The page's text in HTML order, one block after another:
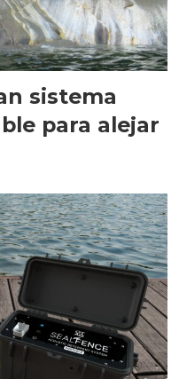
sistema
para alejar